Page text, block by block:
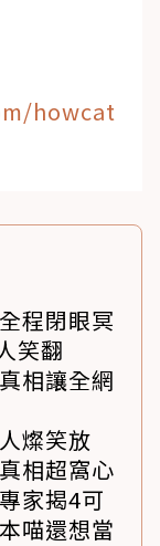
howcat
程閉眼冥
笑翻
相讓全網
燦笑放
相超窩心
家揭4可
喵還想當